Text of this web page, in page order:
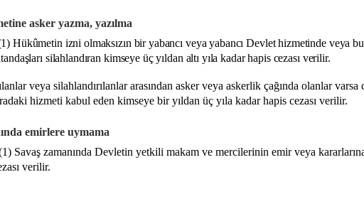
asker yazma, yazılma
Hükûmetin izni olmaksızın bir yabancı veya yabancı Devlet hizmetinde veya
silahlandıran kimseye üç yıldan altı yıla kadar hapis cezası verilir.
veya silahlandırılanlar arasından asker veya askerlik çağında olanlar varsa
hizmeti kabul eden kimseye bir yıldan üç yıla kadar hapis cezası verilir.
emirlere uymama
Savaş zamanında Devletin yetkili makam ve mercilerinin emir veya
verilir.